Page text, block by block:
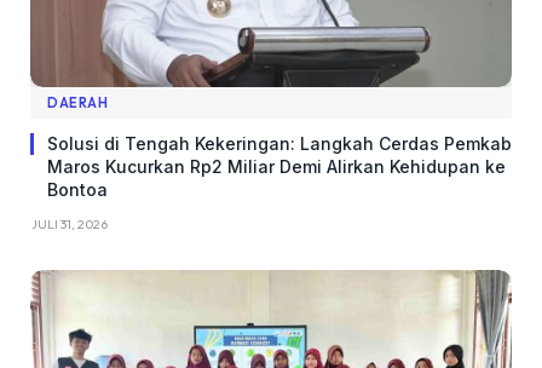
DAERAH
Solusi di Tengah Kekeringan: Langkah Cerdas Pemkab
Maros Kucurkan Rp2 Miliar Demi Alirkan Kehidupan ke
Bontoa
JULI 31, 2026